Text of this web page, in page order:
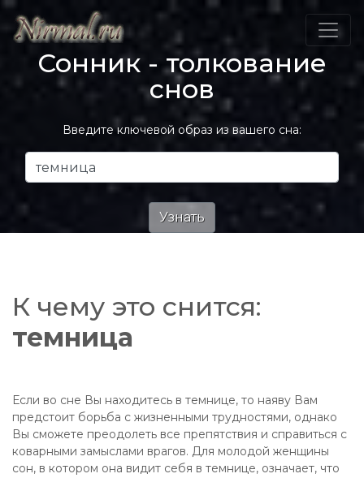
Сонник - толкование
снов
Введите ключевой образ из вашего сна:
К чему это снится:
темница
Если во сне Вы находитесь в темнице, то наяву Вам
предстоит борьба с жизненными трудностями, однако
Вы сможете преодолеть все препятствия и справиться с
коварными замыслами врагов. Для молодой женщины
сон, в котором она видит себя в темнице, означает, что